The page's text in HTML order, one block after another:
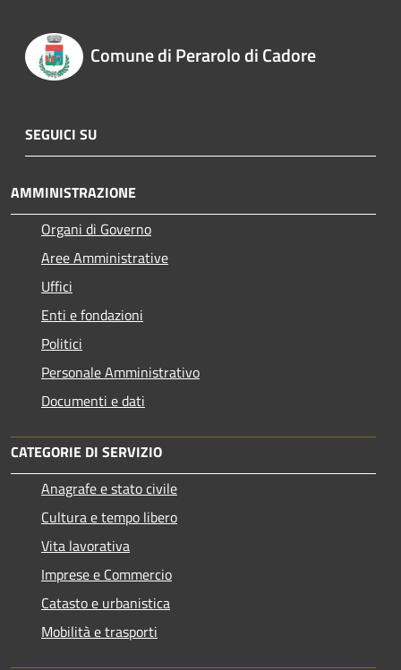
Comune di Perarolo di Cadore
SEGUICI SU
AMMINISTRAZIONE
Organi di Governo
Aree Amministrative
Uffici
Enti e fondazioni
Politici
Personale Amministrativo
Documenti e dati
CATEGORIE DI SERVIZIO
Anagrafe e stato civile
Cultura e tempo libero
Vita lavorativa
Imprese e Commercio
Catasto e urbanistica
Mobilità e trasporti